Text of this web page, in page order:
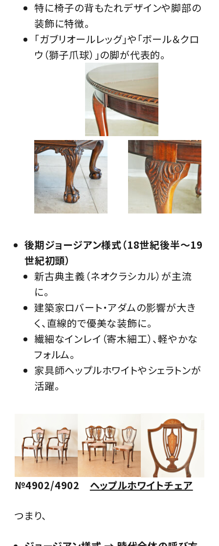
特に椅子の背もたれデザインや脚部の
装飾に特徴。
「ガブリオールレッグ」や「ボール＆クロ
ウ（獅子爪球）」の脚が代表的。
後期ジョージアン様式（18世紀後半～19
世紀初頭）
新古典主義（ネオクラシカル）が主流
に。
建築家ロバート・アダムの影響が大き
く、直線的で優美な装飾に。
繊細なインレイ（寄木細工）、軽やかな
フォルム。
家具師ヘップルホワイトやシェラトンが
活躍。
№4902/4902 ヘップルホワイトチェア
つまり、